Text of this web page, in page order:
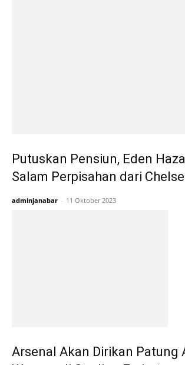
Putuskan Pensiun, Eden
Salam Perpisahan dari
adminjanabar - 11 Oktober 2023
Arsenal Akan Dirikan Patung